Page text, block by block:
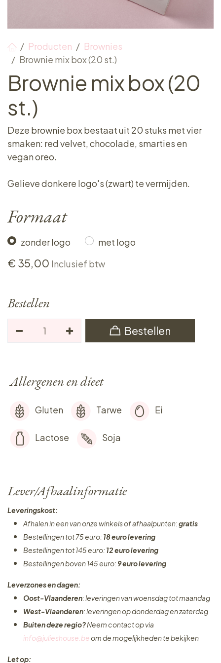
Producten
Brownies
Brownie mix box (20 st.)
Brownie mix box (20
st.)
Deze brownie box bestaat uit 20 stuks met vier
smaken: red velvet, chocolade, smarties en
vegan oreo.
Gelieve donkere logo's (zwart) te vermijden.
Formaat
zonder logo met logo
€ 35,00 Inclusief btw
Bestellen
Bestellen
Allergenen en dieet
Gluten Tarwe Ei
Lactose Soja
Lever/Afhaalinformatie
Leveringskost:
Afhalen in een van onze winkels of afhaalpunten:gratis
Bestellingen tot 75 euro: 18 euro levering
Bestellingen tot 145 euro: 12 euro levering
Bestellingen boven 145 euro: 9 euro levering
Leverzones en dagen:
Oost-Vlaanderen: leveringen van woensdag tot maandag
West-Vlaanderen: leveringen op donderdag en zaterdag
Buiten deze regio?Neem contact op via
info@julieshouse.beom de mogelijkheden te bekijken
Let op: